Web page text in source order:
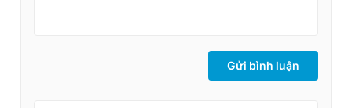
Gửi bình luận